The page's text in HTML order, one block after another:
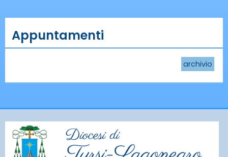
Appuntamenti
archivio